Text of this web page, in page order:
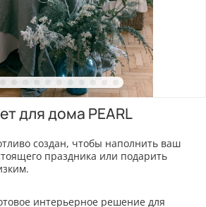
для дома PEARL
создан, чтобы наполнить ваш
праздника или подарить
интерьерное решение для